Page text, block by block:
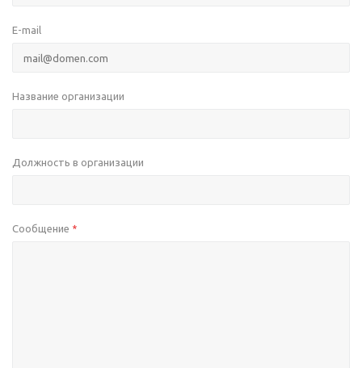
E-mail
Название организации
Должность в организации
Сообщение *